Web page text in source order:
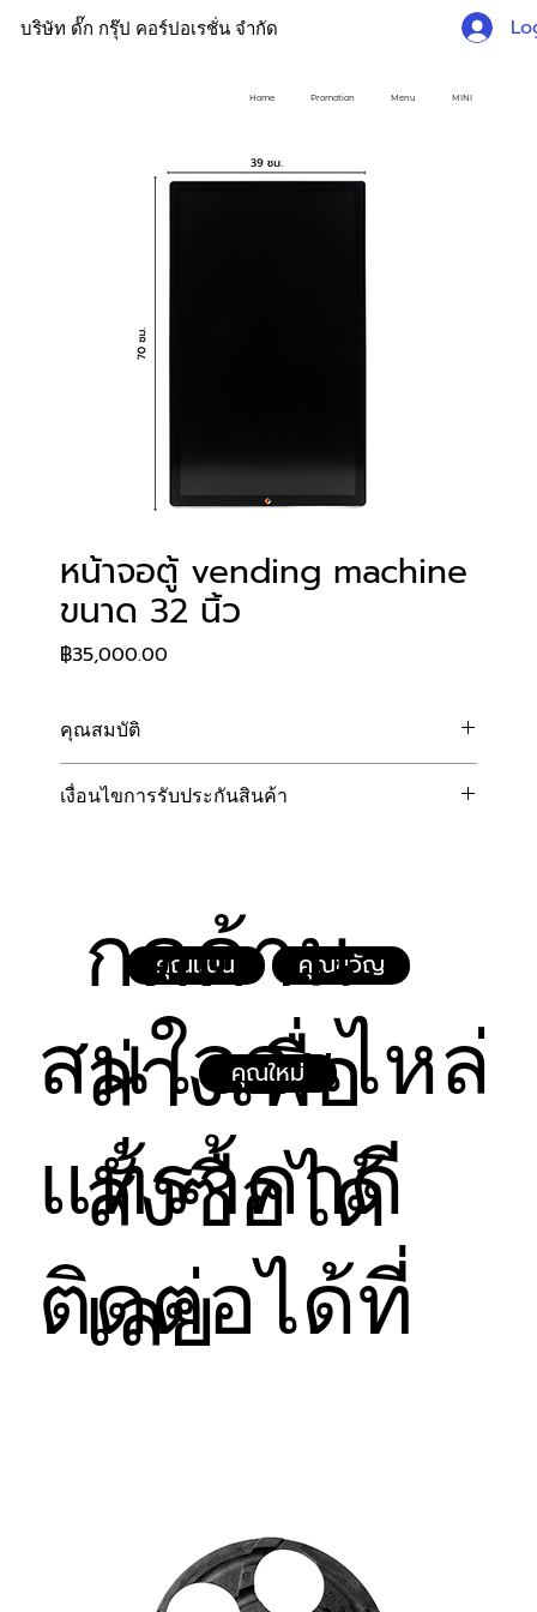
บริษัท ดั๊ก กรุ๊ป คอร์ปอเรชั่น จำกัด
Home Promotion Menu MINI
คุณขวัญ
คุณแนน
กดด้าน
ล่างเพื่อ
สั่งซื้อได้
เลย
สนใจอะไหล่
แท้ราคาดี
ติดต่อได้ที่
คุณใหม่
หน้าจอตู้ vending machine
ขนาด 32 นิ้ว
฿35,000.00
คุณสมบัติ
โฆษณาและรายการสินค้าที่กว้างขวาง มองเห็นได้
ออกแบบเพื่อ Vending Machine โดยเฉพาะ:
โครงสร้างและแผงวงจรทนทานต่อการเปิดใช้งาน
อย่างต่อเนื่องตลอด 24 ชั่วโมง
อัตราการใช้พลังงานให้เหมาะสมกับตู้บริการอัตโนมัติ
ติดตั้งใช้งานสะดวก: สามารถเชื่อมต่อกับบอร์ด
ควบคุมของตู้จำหน่ายสินค้าเพื่อแสดงผล UI ได้
อย่างราบรื่น
เงื่อนไขการรับประกันสินค้า
ความคุ้มครอง:
การรับประกันครอบคลุมความบกพร่องที่เกิดจาก
การผลิตจากโรงงาน เช่น จุดเดดพิกเซล (Dead
Pixel) ที่เกินเกณฑ์มาตรฐาน, จอภาพเปิดไม่ติดจาก
แผงวงจรภายใน หรือระบบแสงสว่างของจอ
(Backlight) ทำงานผิดปกติ ภายใต้การใช้งานตาม
ปกติ
เปลี่ยนชิ้นส่วน หากตรวจสอบพบว่าปัญหาเกิดจาก
ตัวสินค้าในระยะเวลารับประกัน
ข้อยกเว้นการรับประกัน (ไม่ครอบคลุมกรณีดังต่อไปนี้):
หน้าจอแตก, ร้าว, มีรอยขีดข่วนลึก หรือความเสีย
หายทางกายภาพที่เกิดจากการกระแทก การขนส่ง
หรือความประมาทของผู้ใช้งาน
ความเสียหายจากการติดตั้งผิดวิธี, การเชื่อมต่อสาย
สัญญาณหรือสายไฟผิดพลาด, การจ่ายไฟผิดสเปก
จนทำให้แผงวงจรช็อต
ทำป่าเถื่อน (Vandalism), หรือภัยธรรมชาติ
สินค้าที่ถูกแกะ ดัดแปลง หรือซ่อมแซมโดยบุคคลที่
ไม่ใช่ช่างเทคนิคที่ได้รับอนุญาตจากทางบริษัทฯ